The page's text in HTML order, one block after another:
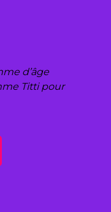
d’âge
Titti pour